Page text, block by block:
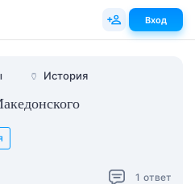
🏺 История
1 ответ
Вход